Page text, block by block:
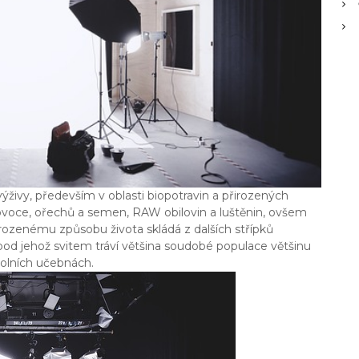
především v oblasti biopotravin a přirozených
ořechů a semen, RAW obilovin a luštěnin, ovšem
způsobu života skládá z dalších střípků
jehož svitem tráví většina soudobé populace většinu
učebnách.